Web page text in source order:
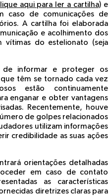
aqui para ler a cartilha) e
caso de comunicações de
A cartilha foi elaborada
e acolhimento dos
vítimas do estelionato (seja
informar e proteger os
têm se tornado cada vez
estão continuamente
enganar e obter vantagens
Recentemente, houve
de golpes relacionados
utilizam informações
credibilidade as suas ações
orientações detalhadas
em caso de contato
as características
diretrizes claras para